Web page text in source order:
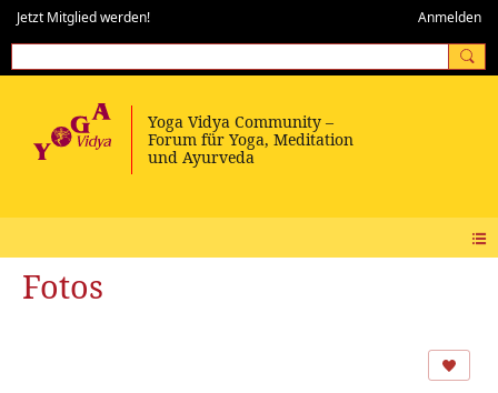
Jetzt Mitglied werden! Anmelden
Fotos